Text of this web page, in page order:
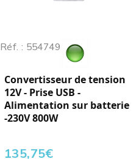
Réf. : 554749
Convertisseur de tension
12V - Prise USB -
Alimentation sur batterie
-230V 800W
135,75€